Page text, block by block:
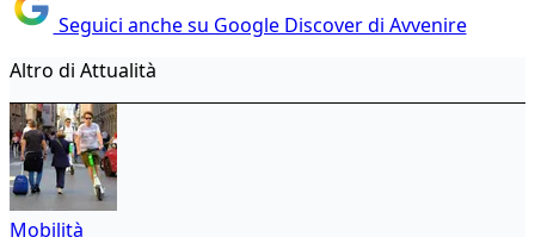
Seguici anche su Google Discover di Avvenire
Altro di Attualità
Mobilità